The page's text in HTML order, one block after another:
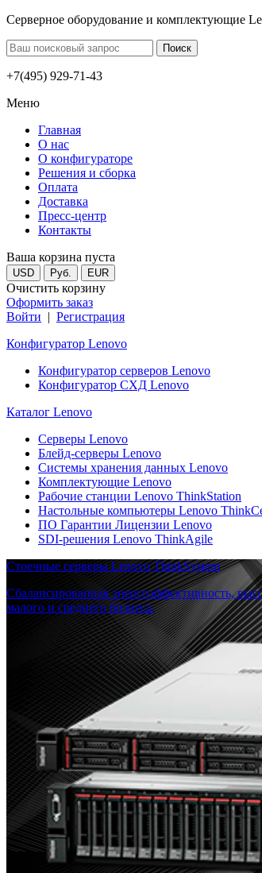
Серверное оборудование и комплектующие
+7(495) 929-71-43
Меню
Главная
О нас
О конфигураторе
Решения и сборка
Оплата
Доставка
Пресс-центр
Контакты
Ваша корзина пуста
USD Руб. EUR
Очистить корзину
Оформить заказ
Войти | Регистрация
Конфигуратор Lenovo
Конфигуратор серверов Lenovo
Конфигуратор СХД Lenovo
Каталог Lenovo
Серверы Lenovo
Блейд-серверы Lenovo
Системы хранения данных Lenovo
Комплектующие Lenovo
Рабочие станции Lenovo ThinkStation
Настольные компьютеры Lenovo
ПО Гарантии Лицензии Lenovo
SDI-решения Lenovo ThinkAgile
Стоечные серверы Lenovo ThinkSystem
Сбалансированная энергоэффективность,
малого и среднего бизнеса.